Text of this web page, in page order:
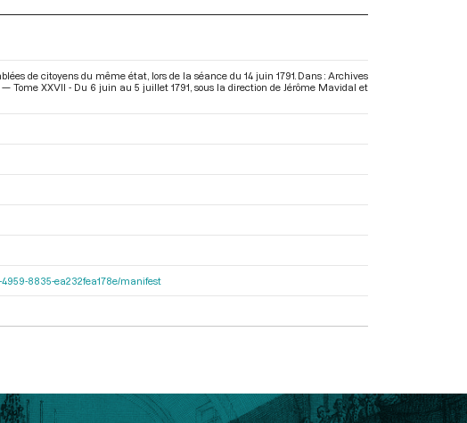
de citoyens du même état, lors de la séance du 14 juin 1791. Dans : Archives
Tome XXVII - Du 6 juin au 5 juillet 1791 , sous la direction de Jérôme Mavidal et
4959-8835-ea232fea178e/manifest